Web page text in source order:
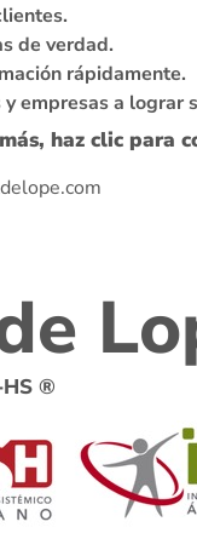
de verdad.
rápidamente.
empresas a lograr
haz clic para
HS ®